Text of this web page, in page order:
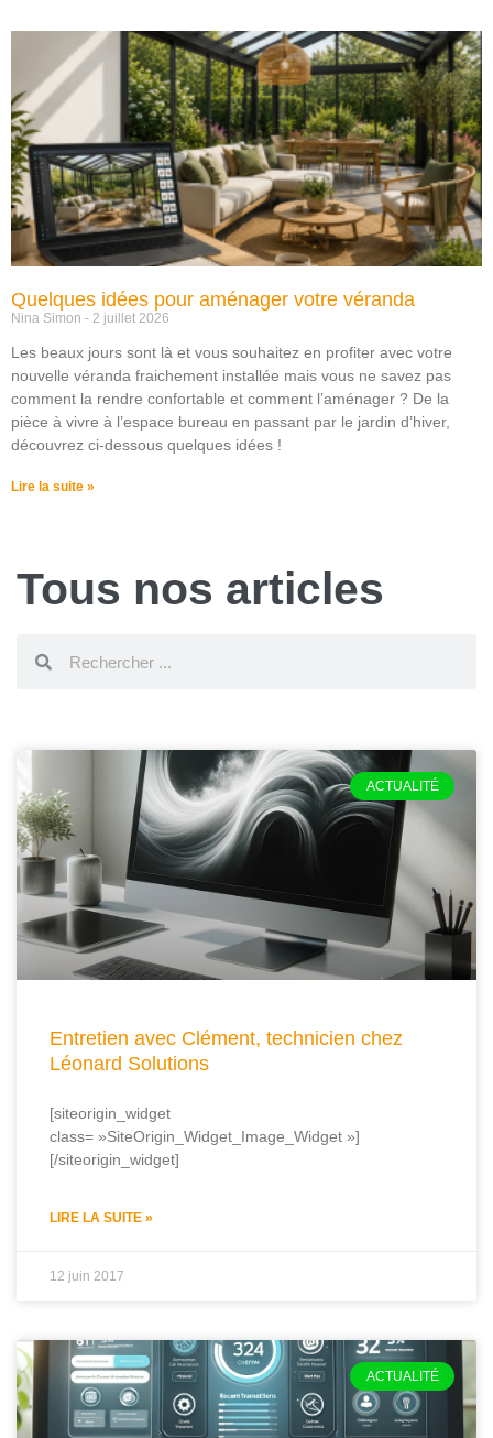
Quelques idées pour aménager votre véranda
Nina Simon 2 juillet 2026
Les beaux jours sont là et vous souhaitez en profiter avec votre
nouvelle véranda fraichement installée mais vous ne savez pas
comment la rendre confortable et comment l’aménager ? De la
pièce à vivre à l’espace bureau en passant par le jardin d’hiver,
découvrez ci-dessous quelques idées !
Lire la suite »
Tous nos articles
ACTUALITÉ
Entretien avec Clément, technicien chez
Léonard Solutions
[siteorigin_widget
class= »SiteOrigin_Widget_Image_Widget »]
[/siteorigin_widget]
LIRE LA SUITE »
12 juin 2017
ACTUALITÉ